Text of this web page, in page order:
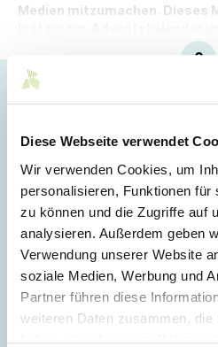
Diese Webseite verwendet
Wir verwenden Cookies, um
personalisieren, Funktionen für
zu können und die Zugriffe auf
analysieren. Außerdem geben
Verwendung unserer Website
soziale Medien, Werbung und
Partner führen diese
weiteren Daten zusammen, die
Medien mitzumachen. Dieses
„Postkarten aus der TEXHUB
Login
E-Mail